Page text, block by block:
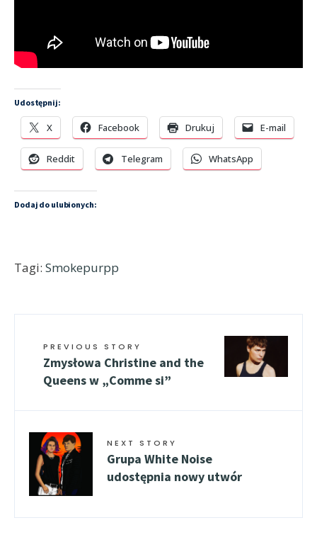
Udostępnij:
X Facebook Drukuj E-mail
Reddit Telegram WhatsApp
Dodaj do ulubionych:
Tagi: Smokepurpp
PREVIOUS STORY
Zmysłowa Christine and the
Queens w „Comme si”
NEXT STORY
Grupa White Noise
udostępnia nowy utwór